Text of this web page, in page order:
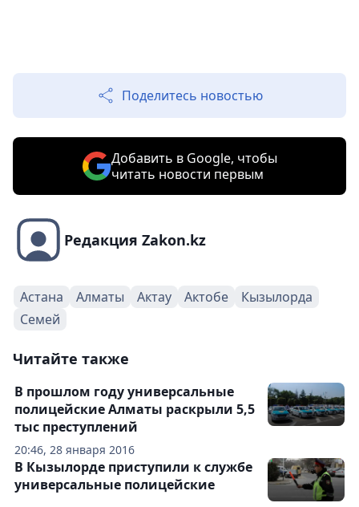
Поделитесь новостью
Добавить в Google, чтобы
читать новости первым
Редакция Zakon.kz
Астана Алматы Актау Актобе
Кызылорда
Семей
Читайте также
20:46, 28 января 2016
В прошлом году универсальные
полицейские Алматы раскрыли 5,5
тыс преступлений
В Кызылорде приступили к службе
универсальные полицейские